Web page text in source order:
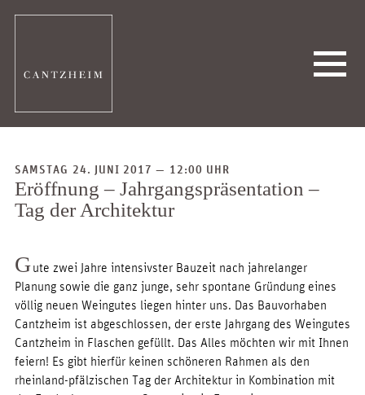
SAMSTAG 24. JUNI 2017 — 12:00 UHR
Eröffnung – Jahrgangspräsentation –
Tag der Architektur
Gute zwei Jahre intensivster Bauzeit nach jahrelanger
Planung sowie die ganz junge, sehr spontane Gründung eines
völlig neuen Weingutes liegen hinter uns. Das Bauvorhaben
Cantzheim ist abgeschlossen, der erste Jahrgang des Weingutes
Cantzheim in Flaschen gefüllt. Das Alles möchten wir mit Ihnen
feiern! Es gibt hierfür keinen schöneren Rahmen als den
rheinland-pfälzischen Tag der Architektur in Kombination mit